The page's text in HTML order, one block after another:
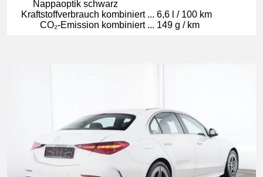
Nappaoptik schwarz
Kraft­stoff­ver­brauch kom­bi­niert... 6,6 l / 100 km
CO₂-Emis­si­on kom­bi­niert... 149 g / km